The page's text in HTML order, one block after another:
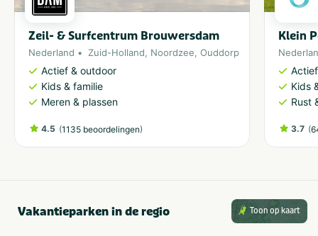
Zeil- & Surfcentrum Brouwersdam
Nederland Zuid-Holland, Noordzee, Ouddorp
Actief & outdoor
Kids & familie
Meren & plassen
4.5 (1135 beoordelingen)
Klein
Kids
Rust
3.7 (
Vakantieparken in de regio Toon op kaart